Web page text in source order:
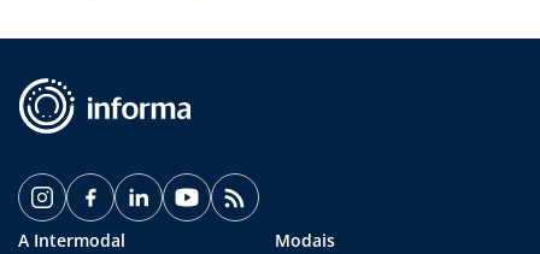
A Intermodal Modais